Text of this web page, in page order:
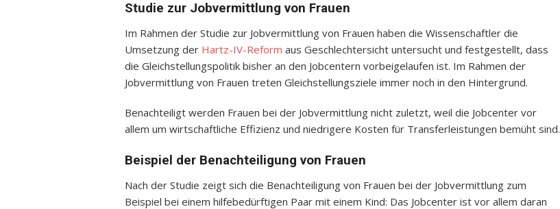
Studie zur Jobvermittlung von Frauen
Im Rahmen der Studie zur Jobvermittlung von Frauen haben die Wissenschaftler die
Umsetzung der Hartz-IV-Reform aus Geschlechtersicht untersucht und festgestellt, dass
die Gleichstellungspolitik bisher an den Jobcentern vorbeigelaufen ist. Im Rahmen der
Jobvermittlung von Frauen treten Gleichstellungsziele immer noch in den Hintergrund.
Benachteiligt werden Frauen bei der Jobvermittlung nicht zuletzt, weil die Jobcenter vor
allem um wirtschaftliche Effizienz und niedrigere Kosten für Transferleistungen bemüht sind.
Beispiel der Benachteiligung von Frauen
Nach der Studie zeigt sich die Benachteiligung von Frauen bei der Jobvermittlung zum
Beispiel bei einem hilfebedürftigen Paar mit einem Kind: Das Jobcenter ist vor allem daran